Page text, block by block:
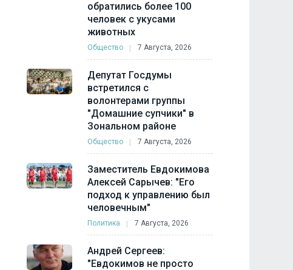
обратились более 100
человек с укусами
животных
Общество 7 Августа, 2026
Депутат Госдумы
встретился с
волонтерами группы
"Домашние супчики" в
Зональном районе
Общество 7 Августа, 2026
Заместитель Евдокимова
Алексей Сарычев: "Его
подход к управлению был
человечным"
Политика 7 Августа, 2026
Андрей Сергеев:
"Евдокимов не просто